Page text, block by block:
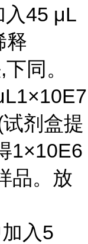
入45 μL
释
同。
剂盒提
1×10E6
品。放
入5